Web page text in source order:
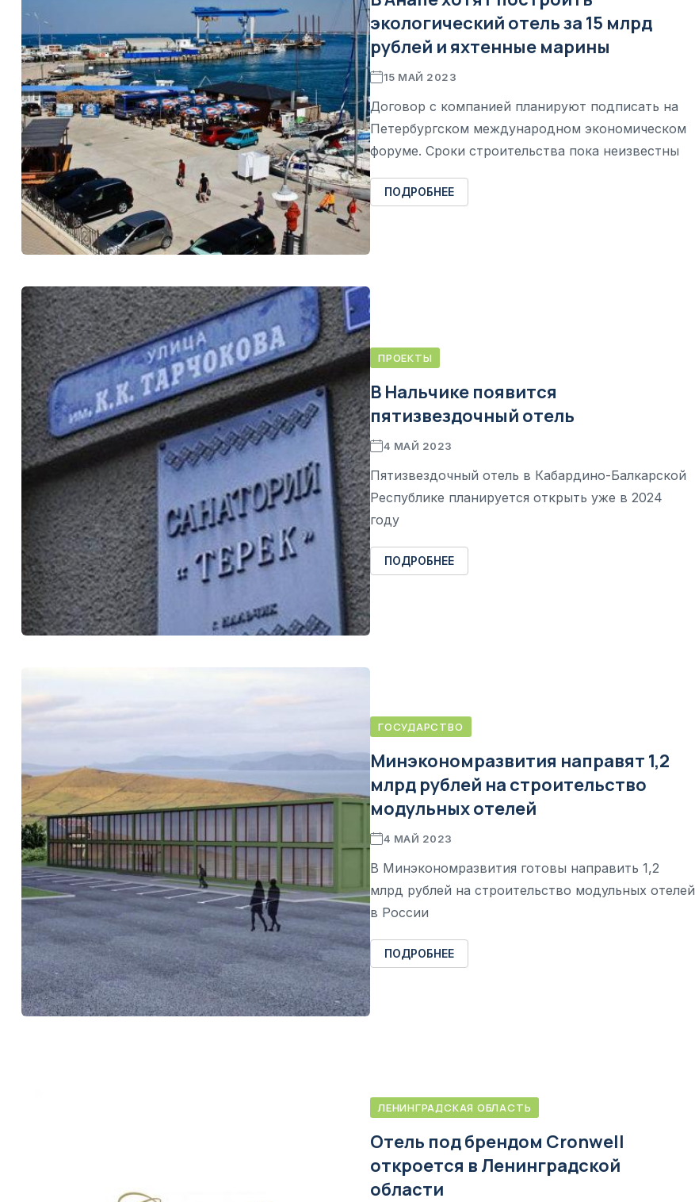
экологический отель за 15 млрд
рублей и яхтенные марины
15 МАЙ 2023
Договор с компанией планируют подписать на
Петербургском международном экономическом
форуме. Сроки строительства пока неизвестны
ПОДРОБНЕЕ
ПРОЕКТЫ
В Нальчике появится
пятизвездочный отель
4 МАЙ 2023
Пятизвездочный отель в Кабардино-Балкарской
Республике планируется открыть уже в 2024
году
ПОДРОБНЕЕ
ГОСУДАРСТВО
Минэкономразвития направят 1,2
млрд рублей на строительство
модульных отелей
4 МАЙ 2023
В Минэкономразвития готовы направить 1,2
млрд рублей на строительство модульных отелей
в России
ПОДРОБНЕЕ
ЛЕНИНГРАДСКАЯ ОБЛАСТЬ
Отель под брендом Cronwell
откроется в Ленинградской
области